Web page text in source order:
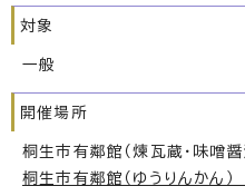
対象
一般
開催場所
桐生市有鄰館（煉瓦蔵・味噌醤
桐生市有鄰館（ゆうりんかん